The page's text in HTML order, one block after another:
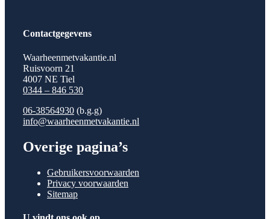
Contactgegevens
Waarheenmetvakantie.nl
Ruisvoorn 21
4007 NE Tiel
0344 – 846 530
06-38564930 (b.g.g)
info@waarheenmetvakantie.nl
Overige pagina’s
Gebruikersvoorwaarden
Privacy voorwaarden
Sitemap